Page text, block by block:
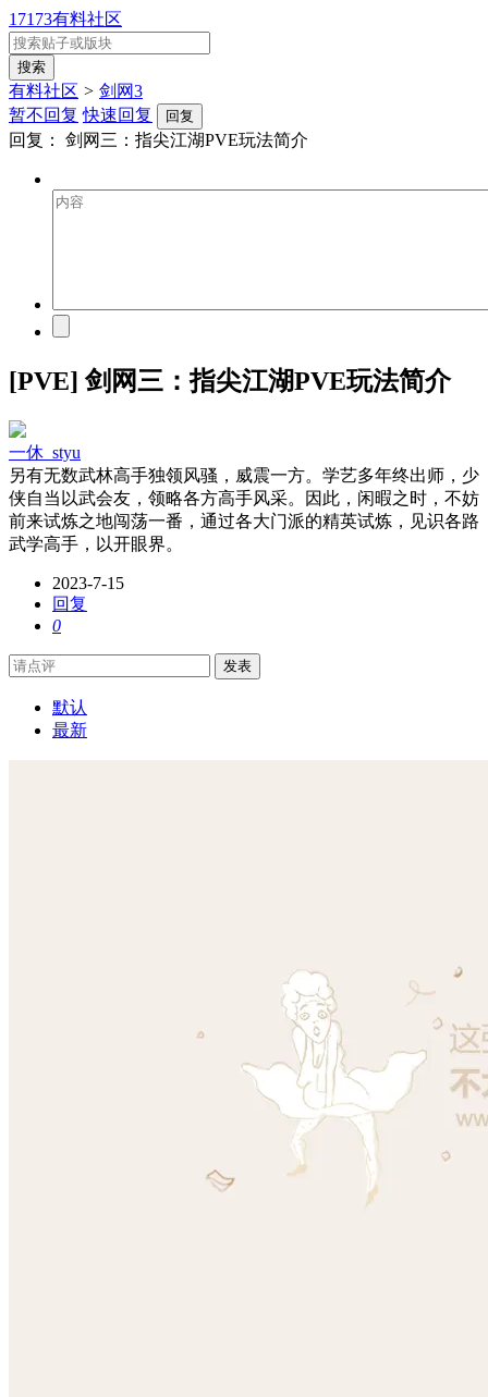
17173有料社区
有料社区 > 剑网3
暂不回复 快速回复 回复
回复： 剑网三：指尖江湖PVE玩法简介
[PVE] 剑网三：指尖江湖PVE玩法简介
一休_styu
另有无数武林高手独领风骚，威震一方。学艺多年终出师，少
侠自当以武会友，领略各方高手风采。因此，闲暇之时，不妨
前来试炼之地闯荡一番，通过各大门派的精英试炼，见识各路
武学高手，以开眼界。
2023-7-15
回复
0
发表
默认
最新